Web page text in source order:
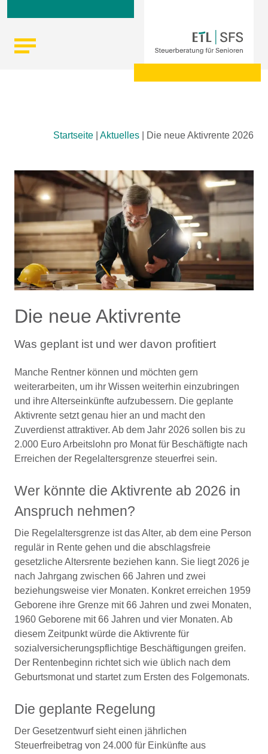
Startseite Aktuelles Die neue Aktivrente 2026
Die neue Aktivrente
Was geplant ist und wer davon profitiert
Manche Rentner können und möchten gern
weiterarbeiten, um ihr Wissen weiterhin einzubringen
und ihre Alterseinkünfte aufzubessern. Die geplante
Aktivrente setzt genau hier an und macht den
Zuverdienst attraktiver. Ab dem Jahr 2026 sollen bis zu
2.000 Euro Arbeitslohn pro Monat für Beschäftigte nach
Erreichen der Regelaltersgrenze steuerfrei sein.
Wer könnte die Aktivrente ab 2026 in
Anspruch nehmen?
Die Regelaltersgrenze ist das Alter, ab dem eine Person
regulär in Rente gehen und die abschlagsfreie
gesetzliche Altersrente beziehen kann. Sie liegt 2026 je
nach Jahrgang zwischen 66 Jahren und zwei
beziehungsweise vier Monaten. Konkret erreichen 1959
Geborene ihre Grenze mit 66 Jahren und zwei Monaten,
1960 Geborene mit 66 Jahren und vier Monaten. Ab
diesem Zeitpunkt würde die Aktivrente für
sozialversicherungspflichtige Beschäftigungen greifen.
Der Rentenbeginn richtet sich wie üblich nach dem
Geburtsmonat und startet zum Ersten des Folgemonats.
Die geplante Regelung
Der Gesetzentwurf sieht einen jährlichen
Steuerfreibetrag von 24.000 für Einkünfte aus